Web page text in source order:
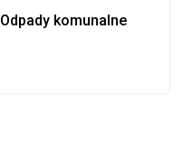
Odpady komunalne